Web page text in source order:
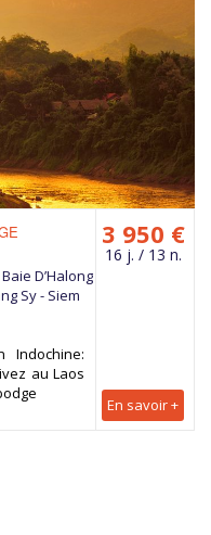
3 950 €
16 j. / 13 n.
En savoir +
D’Halong
Sy - Siem
au Laos